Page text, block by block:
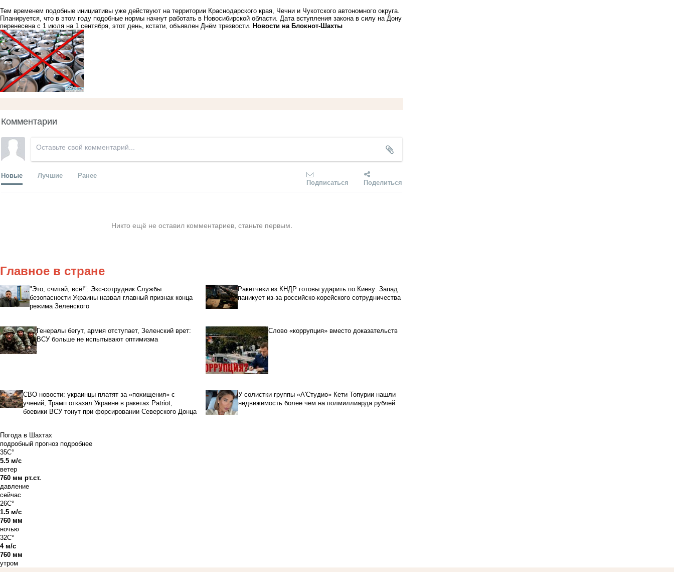
Тем временем подобные инициативы уже действуют на территории Краснодарского края, Чечни и Чукотского автономного округа.
Планируется, что в этом году подобные нормы начнут работать в Новосибирской области. Дата вступления закона в силу на Дону
перенесена с 1 июля на 1 сентября, этот день, кстати, объявлен Днём трезвости.
Новости на Блoкнoт-Шахты
Комментарии
Новые Лучшие Ранее
Подписаться Поделиться
Никто ещё не оставил комментариев, станьте первым.
Главное в стране
"Это, считай, всё!": Экс-сотрудник Службы
безопасности Украины назвал главный признак конца
режима Зеленского
Ракетчики из КНДР готовы ударить по Киеву: Запад
паникует из-за российско-корейского сотрудничества
Генералы бегут, армия отступает, Зеленский врет:
ВСУ больше не испытывают оптимизма
Слово «коррупция» вместо доказательств
СВО новости: украинцы платят за «похищения» с
учений, Трамп отказал Украине в ракетах Patriot,
боевики ВСУ тонут при форсировании Северского Донца
У солистки группы «А'Студио» Кети Топурии нашли
недвижимость более чем на полмиллиарда рублей
Погода в Шахтах
подробный прогноз подробнее
35C°
5.5 м/с
ветер
760 мм рт.ст.
давление
сейчас
26C°
1.5 м/с
760 мм
ночью
32C°
4 м/с
760 мм
утром